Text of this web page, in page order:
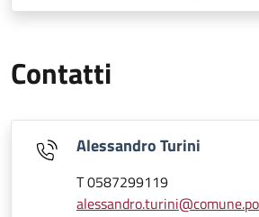
Contatti
Alessandro Turini
T 0587299119